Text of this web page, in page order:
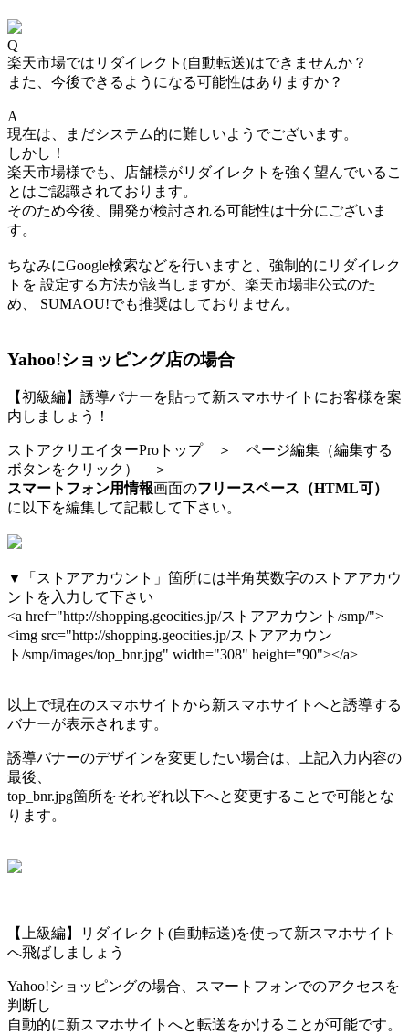
Q
楽天市場ではリダイレクト(自動転送)はできませんか？
また、今後できるようになる可能性はありますか？
A
現在は、まだシステム的に難しいようでございます。
しかし！
楽天市場様でも、店舗様がリダイレクトを強く望んでいるこ
とはご認識されております。
そのため今後、
開発が検討される可能性は十分にございま
す。
ちなみにGoogle検索などを行いますと、強制的にリダイレク
トを 設定する方法が該当しますが、 楽天市場非公式のた
め、 SUMAOU!でも推奨はしておりません。
Yahoo!ショッピング店の場合
【初級編】誘導バナーを貼って新スマホサイトにお客様を案
内しましょう！
ストアクリエイターProトップ ＞ ページ編集（編集する
ボタンをクリック） ＞
スマートフォン用情報画面のフリースペース（HTML可）
に以下を編集して記載して下さい。
▼「ストアアカウント」箇所には半角英数字のストアアカウ
ントを入力して下さい
<a href="http://shopping.geocities.jp/ストアアカウント/smp/">
<img src="http://shopping.geocities.jp/ストアアカウン
ト/smp/images/top_bnr.jpg" width="308" height="90"></a>
以上で現在のスマホサイトから新スマホサイトへと誘導する
バナーが表示されます。
誘導バナーのデザインを変更したい場合は、上記入力内容の
最後、
top_bnr.jpg箇所をそれぞれ以下へと変更することで可能とな
ります。
【上級編】リダイレクト(自動転送)を使って新スマホサイト
へ飛ばしましょう
Yahoo!ショッピングの場合、スマートフォンでのアクセスを
判断し
自動的に新スマホサイトへと転送をかけることが可能です。